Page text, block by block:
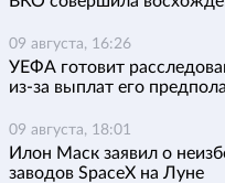
09 августа, 16:26
УЕФА готовит
из-за выплат его
09 августа, 18:01
Илон Маск заявил о
заводов SpaceX на Луне